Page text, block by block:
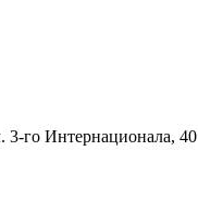
3-го Интернационала, 40